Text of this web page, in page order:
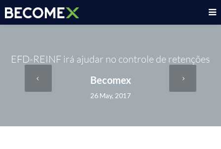
EFD-REINF irá ajudar no controle de retenções
Becomex
26 May, 2017